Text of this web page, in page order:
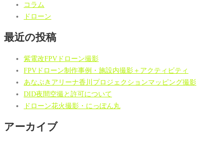
コラム
ドローン
最近の投稿
紫電改FPVドローン撮影
FPVドローン制作事例・施設内撮影＋アクティビティ
あなぶきアリーナ香川プロジェクションマッピング撮影
DID夜間空撮と許可について
ドローン花火撮影・にっぽん丸
アーカイブ